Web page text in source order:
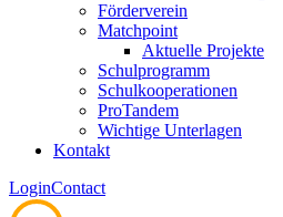
Förderverein
Matchpoint
Aktuelle Projekte
Schulprogramm
Schulkooperationen
ProTandem
Wichtige Unterlagen
Kontakt
LoginContact